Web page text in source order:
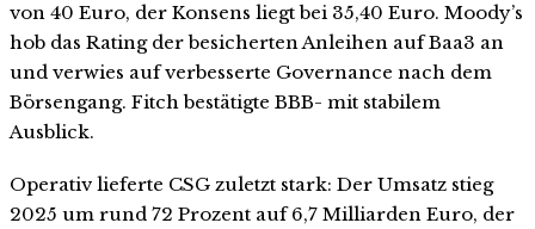
von 40 Euro, der Konsens liegt bei 35,40 Euro. Moody’s
hob das Rating der besicherten Anleihen auf Baa3 an
und verwies auf verbesserte Governance nach dem
Börsengang. Fitch bestätigte BBB- mit stabilem
Ausblick.
Operativ lieferte CSG zuletzt stark: Der Umsatz stieg
2025 um rund 72 Prozent auf 6,7 Milliarden Euro, der